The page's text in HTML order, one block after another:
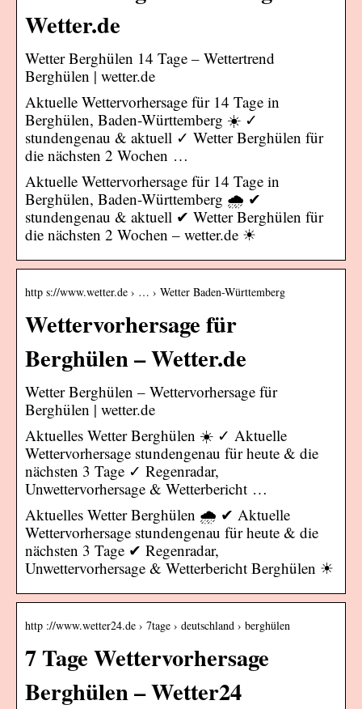
Wetter.de
Wetter Berghülen 14 Tage – Wettertrend
Berghülen | wetter.de
Aktuelle Wettervorhersage für 14 Tage in
Berghülen, Baden-Württemberg ☀️ ✓
stundengenau & aktuell ✓ Wetter Berghülen für
die nächsten 2 Wochen …
Aktuelle Wettervorhersage für 14 Tage in
Berghülen, Baden-Württemberg 🌧️ ✔
stundengenau & aktuell ✔ Wetter Berghülen für
die nächsten 2 Wochen – wetter.de ☀
http s://www.wetter.de › … › Wetter Baden-Württemberg
Wettervorhersage für
Berghülen – Wetter.de
Wetter Berghülen – Wettervorhersage für
Berghülen | wetter.de
Aktuelles Wetter Berghülen ☀️ ✓ Aktuelle
Wettervorhersage stundengenau für heute & die
nächsten 3 Tage ✓ Regenradar,
Unwettervorhersage & Wetterbericht …
Aktuelles Wetter Berghülen 🌧️ ✔ Aktuelle
Wettervorhersage stundengenau für heute & die
nächsten 3 Tage ✔ Regenradar,
Unwettervorhersage & Wetterbericht Berghülen ☀
http ://www.wetter24.de › 7tage › deutschland › berghülen
7 Tage Wettervorhersage
Berghülen – Wetter24